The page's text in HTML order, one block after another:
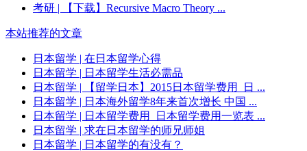
考研 | 【下载】Recursive Macro Theory ...
本站推荐的文章
日本留学 | 在日本留学心得
日本留学 | 日本留学生活必需品
日本留学 | 【留学日本】2015日本留学费用_日 ...
日本留学 | 日本海外留学8年来首次增长 中国 ...
日本留学 | 日本留学费用_日本留学费用一览表 ...
日本留学 | 求在日本留学的师兄师姐
日本留学 | 日本留学的有没有？